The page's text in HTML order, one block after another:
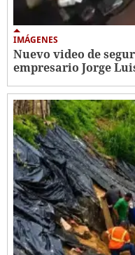
IMÁGENES
Nuevo video de
empresario Jorge